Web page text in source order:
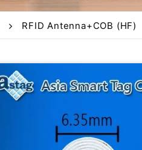
RFID Antenna+COB (HF)